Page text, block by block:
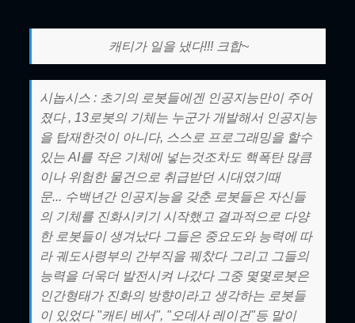
캐티가 일을 냈다!!! 크합~
시놉시스 : 초기의 로봇들에겐 인공지능만이 주어
졌다 , 13로봇의 기체는 누군가 개발해서 인공지능
을 탑재한것이 아니다, 스스로 프로그래밍을 할수
있는 AI를 작은 기체에 넣는것조차도 핵폭탄 많큼
이나 위험한 물건으로 취급받던 시대였기때
문... 수백년간 인공지능을 갖춘 로봇들은 자신들
의 기체를 진화시키기 시작했고 결과적으로 다양
한 로봇들이 생겨났다 그들은 중요도와 능력에 따
라 궤도사령부의 간부직을 꿰찼다 그리고 그들의
능력을 더욱더 발전시켜 나갔다 그중 몇몇로봇은
인간형태가 진화의 방향이라고 생각하는 로봇들
이 있었다 "캐티 베서", "오데사 레이건"등 말이